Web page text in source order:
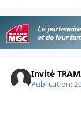
Invité
Publication: